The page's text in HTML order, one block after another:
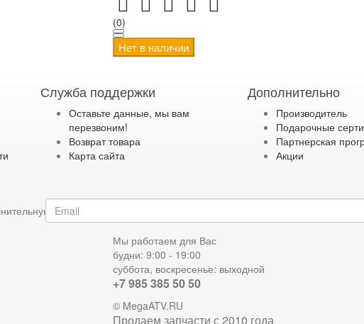
(0)
Нет в наличии
Служба поддержки
Оставьте данные, мы вам
перезвоним!
Возврат товара
Карта сайта
Дополнительно
Производитель
Подарочные
Партнерская
Акции
скидку
Мы работаем для Вас
будни: 9:00 - 19:00
суббота, воскресенье: выходной
+7 985 385 50 50
© MegaATV.RU
Продаем запчасти с 2010 года